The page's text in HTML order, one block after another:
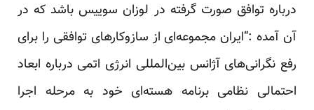
درباره توافق صورت گرفته در لوزان سوییس باشد که در
آن آمده :“ایران مجموعه‌ای از سازوکارهای توافقی را برای
رفع نگرانی‌های آژانس بین‌المللی انرژی اتمی درباره ابعاد
احتمالی نظامی برنامه هسته‌ای خود به مرحله اجرا